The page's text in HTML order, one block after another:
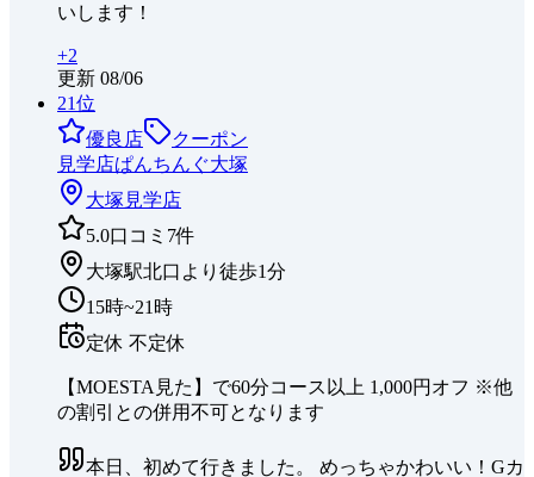
いします！
+2
更新 08/06
21位
優良店
クーポン
見学店ぱんちんぐ大塚
大塚 見学店
5.0口コミ 7件
大塚駅北口より徒歩1分
15時~21時
定休 不定休
【MOESTA見た】で60分コース以上 1,000円オフ ※他
の割引との併用不可となります
本日、初めて行きました。 めっちゃかわいい！Gカ